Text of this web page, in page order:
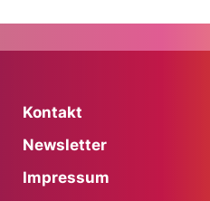
Kontakt
Newsletter
Impressum